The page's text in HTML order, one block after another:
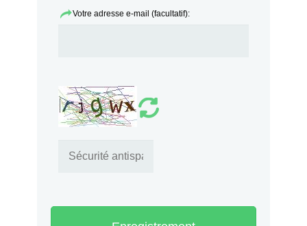
Votre adresse e-mail (facultatif):